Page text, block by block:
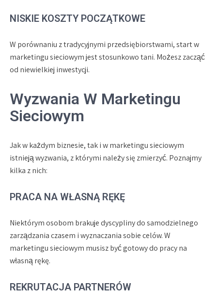
NISKIE KOSZTY POCZĄTKOWE
W porównaniu z tradycyjnymi przedsiębiorstwami, start w
marketingu sieciowym jest stosunkowo tani. Możesz zacząć
od niewielkiej inwestycji.
Wyzwania W Marketingu
Sieciowym
Jak w każdym biznesie, tak i w marketingu sieciowym
istnieją wyzwania, z którymi należy się zmierzyć. Poznajmy
kilka z nich:
PRACA NA WŁASNĄ RĘKĘ
Niektórym osobom brakuje dyscypliny do samodzielnego
zarządzania czasem i wyznaczania sobie celów. W
marketingu sieciowym musisz być gotowy do pracy na
własną rękę.
REKRUTACJA PARTNERÓW